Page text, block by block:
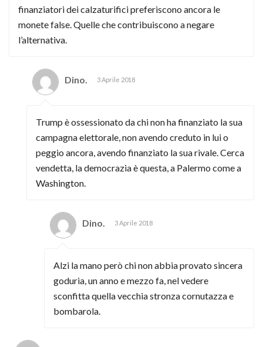
finanziatori dei calzaturifici preferiscono ancora le
monete false. Quelle che contribuiscono a negare
l’alternativa.
Dino. 3 Aprile 2018
Trump è ossessionato da chi non ha finanziato la sua
campagna elettorale, non avendo creduto in lui o
peggio ancora, avendo finanziato la sua rivale. Cerca
vendetta, la democrazia è questa, a Palermo come a
Washington.
Dino. 3 Aprile 2018
Alzi la mano però chi non abbia provato sincera
goduria, un anno e mezzo fa, nel vedere
sconfitta quella vecchia stronza cornutazza e
bombarola.